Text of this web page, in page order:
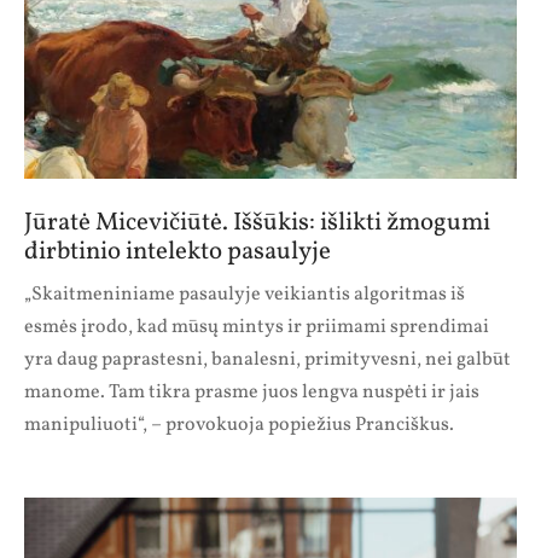
Jūratė Micevičiūtė. Iššūkis: išlikti žmogumi
dirbtinio intelekto pasaulyje
„Skaitmeniniame pasaulyje veikiantis algoritmas iš
esmės įrodo, kad mūsų mintys ir priimami sprendimai
yra daug paprastesni, banalesni, primityvesni, nei galbūt
manome. Tam tikra prasme juos lengva nuspėti ir jais
manipuliuoti“, – provokuoja popiežius Pranciškus.